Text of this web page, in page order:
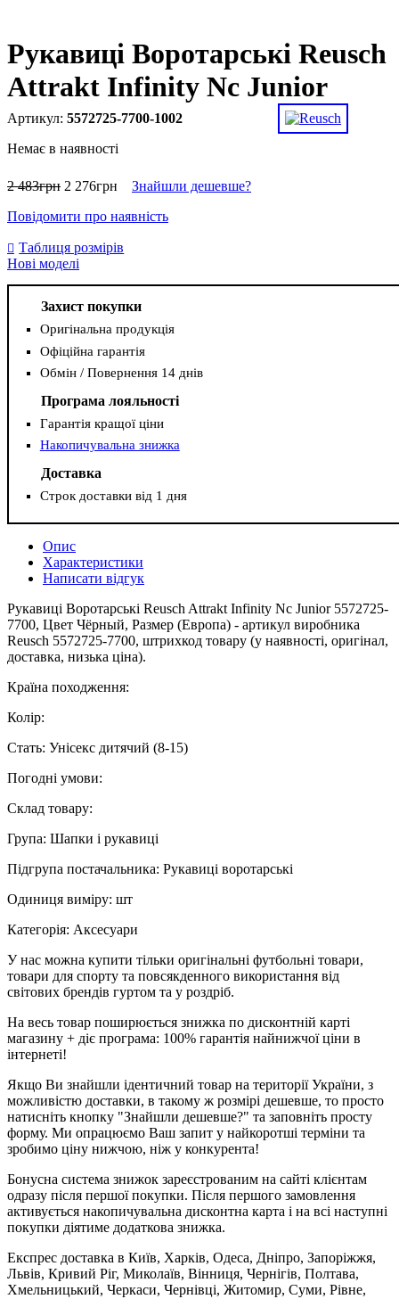
Рукавиці Воротарські Reusch
Attrakt Infinity Nc Junior
5572725-7700-1002
Немає в наявності
2 483грн 2 276грн
Знайшли дешевше?
Повідомити про наявність
Таблиця розмірів
Нові моделі
Захист покупки
Оригінальна продукція
Офіційна гарантія
Обмін / Повернення 14 днів
Програма лояльності
Гарантія кращої ціни
Накопичувальна знижка
Доставка
Строк доставки від 1 дня
Опис
Характеристики
Написати відгук
Рукавиці Воротарські Reusch Attrakt Infinity Nc Junior 5572725-
7700, Цвет Чёрный, Размер (Европа) - артикул виробника
Reusch 5572725-7700, штрихкод товару (у наявності, оригінал,
доставка, низька ціна).
Країна походження:
Колір:
Стать: Унісекс дитячий (8-15)
Погодні умови:
Склад товару:
Група: Шапки і рукавиці
Підгрупа постачальника: Рукавиці воротарські
Одиниця виміру: шт
Категорія: Аксесуари
У нас можна купити тільки оригінальні футбольні товари,
товари для спорту та повсякденного використання від
світових брендів гуртом та у роздріб.
На весь товар поширюється знижка по дисконтній карті
магазину + діє програма: 100% гарантія найнижчої ціни в
інтернеті!
Якщо Ви знайшли ідентичний товар на території України, з
можливістю доставки, в такому ж розмірі дешевше, то просто
натисніть кнопку "Знайшли дешевше?" та заповніть просту
форму. Ми опрацюємо Ваш запит у найкоротші терміни та
зробимо ціну нижчою, ніж у конкурента!
Бонусна система знижок зареєстрованим на сайті клієнтам
одразу після першої покупки. Після першого замовлення
активується накопичувальна дисконтна карта і на всі наступні
покупки діятиме додаткова знижка.
Експрес доставка в Київ, Харків, Одеса, Дніпро, Запоріжжя,
Львів, Кривий Ріг, Миколаїв, Вінниця, Чернігів, Полтава,
Хмельницький, Черкаси, Чернівці, Житомир, Суми, Рівне,